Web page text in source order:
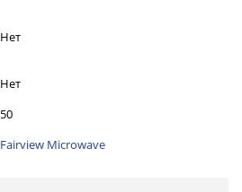
Нет
Нет
50
Fairview Microwave